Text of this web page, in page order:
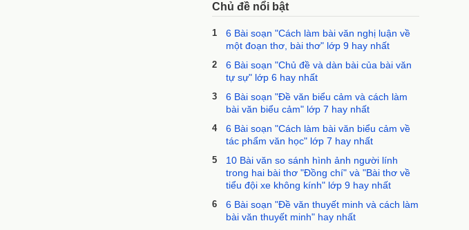
Chủ đề nổi bật
1
6 Bài soạn "Cách làm bài văn nghị luận về
một đoạn thơ, bài thơ" lớp 9 hay nhất
2
6 Bài soạn "Chủ đề và dàn bài của bài văn
tự sự" lớp 6 hay nhất
3
6 Bài soạn "Đề văn biểu cảm và cách làm
bài văn biểu cảm" lớp 7 hay nhất
4
6 Bài soạn "Cách làm bài văn biểu cảm về
tác phẩm văn học" lớp 7 hay nhất
5
10 Bài văn so sánh hình ảnh người lính
trong hai bài thơ "Đồng chí" và "Bài thơ về
tiểu đội xe không kính" lớp 9 hay nhất
6
6 Bài soạn "Đề văn thuyết minh và cách làm
bài văn thuyết minh" hay nhất